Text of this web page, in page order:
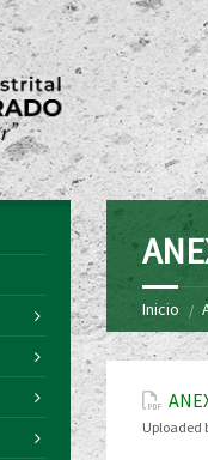
Inicio
Uploaded